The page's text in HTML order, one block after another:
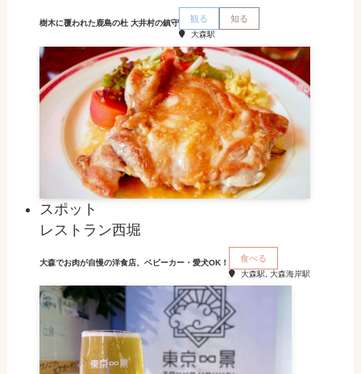
樹木に覆われた鹿島の杜 大井村の鎮守 観る 知る
大森駅
スポット
レストラン西堀
大森でお肉が自慢の洋食店、ベビーカー・愛犬OK！ 食べる
大森駅, 大森海岸駅